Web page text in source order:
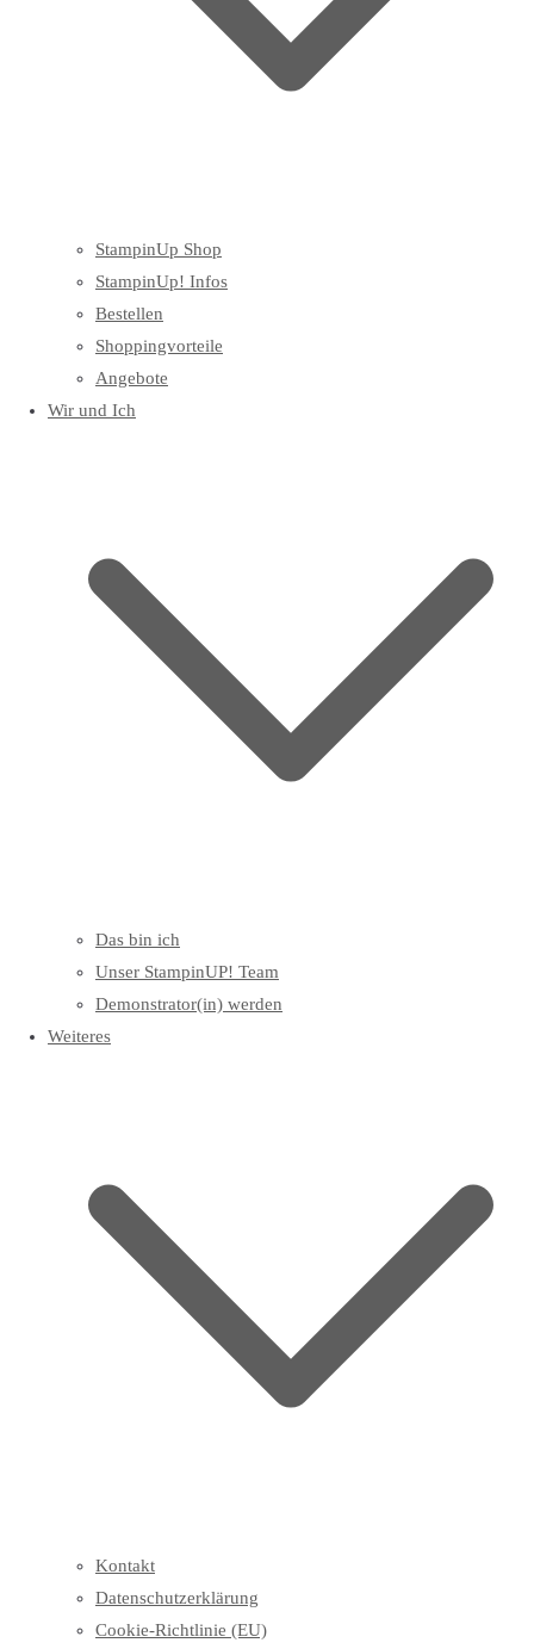
StampinUp Shop
StampinUp! Infos
Bestellen
Shoppingvorteile
Angebote
Wir und Ich
Das bin ich
Unser StampinUP! Team
Demonstrator(in) werden
Weiteres
Kontakt
Datenschutzerklärung
Cookie-Richtlinie (EU)